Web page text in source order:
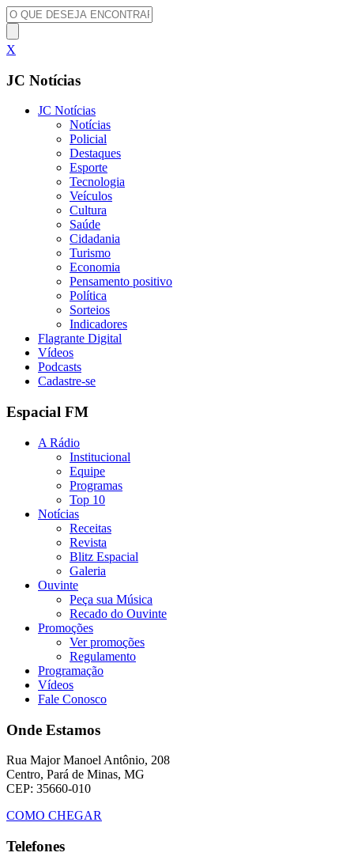
X
JC Notícias
JC Notícias
Notícias
Policial
Destaques
Esporte
Tecnologia
Veículos
Cultura
Saúde
Cidadania
Turismo
Economia
Pensamento positivo
Política
Sorteios
Indicadores
Flagrante Digital
Vídeos
Podcasts
Cadastre-se
Espacial FM
A Rádio
Institucional
Equipe
Programas
Top 10
Notícias
Receitas
Revista
Blitz Espacial
Galeria
Ouvinte
Peça sua Música
Recado do Ouvinte
Promoções
Ver promoções
Regulamento
Programação
Vídeos
Fale Conosco
Onde Estamos
Rua Major Manoel Antônio, 208
Centro, Pará de Minas, MG
CEP: 35660-010
COMO CHEGAR
Telefones